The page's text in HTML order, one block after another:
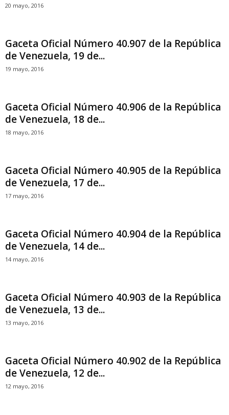
20 mayo, 2016
Gaceta Oficial Número 40.907 de la República
de Venezuela, 19 de...
19 mayo, 2016
Gaceta Oficial Número 40.906 de la República
de Venezuela, 18 de...
18 mayo, 2016
Gaceta Oficial Número 40.905 de la República
de Venezuela, 17 de...
17 mayo, 2016
Gaceta Oficial Número 40.904 de la República
de Venezuela, 14 de...
14 mayo, 2016
Gaceta Oficial Número 40.903 de la República
de Venezuela, 13 de...
13 mayo, 2016
Gaceta Oficial Número 40.902 de la República
de Venezuela, 12 de...
12 mayo, 2016